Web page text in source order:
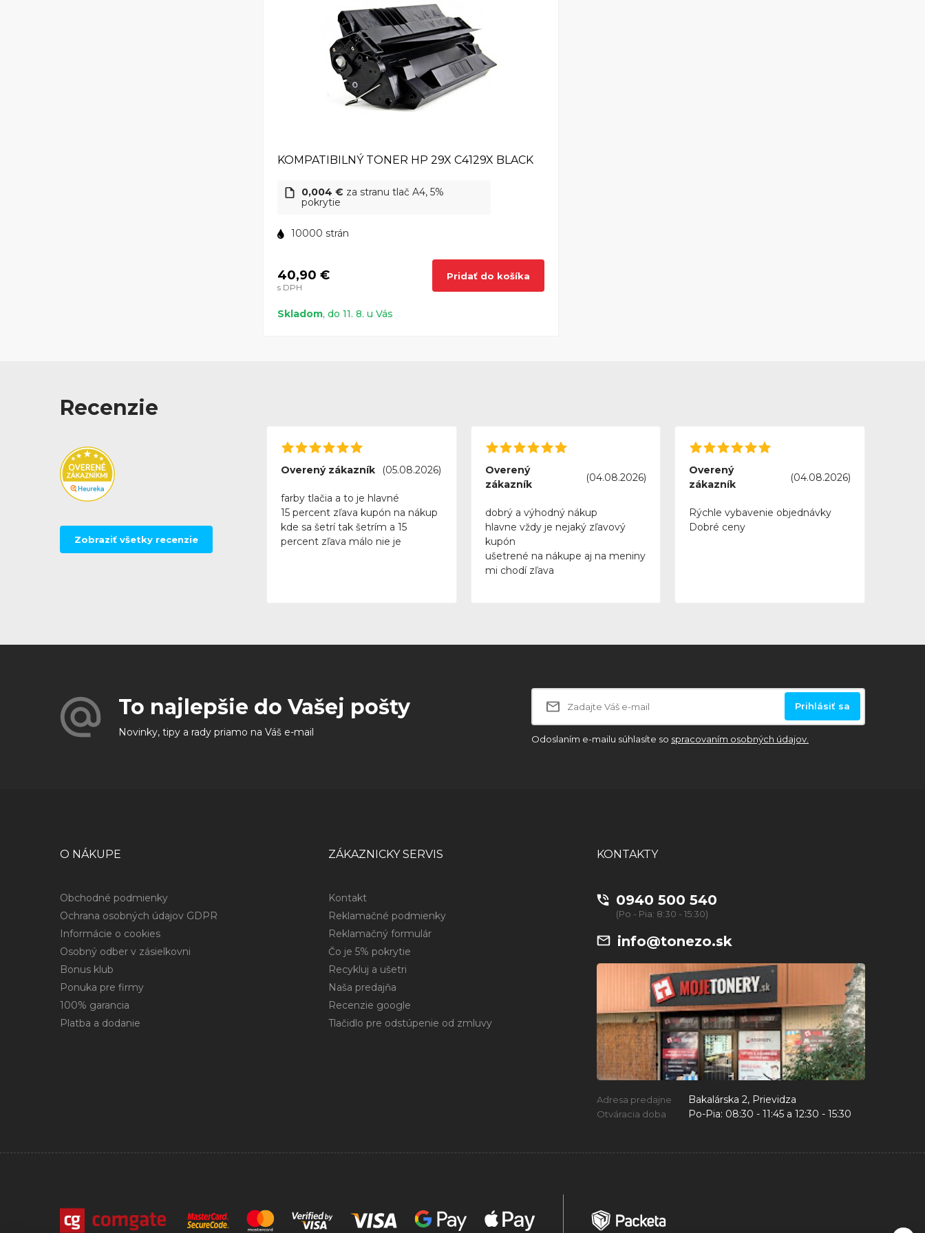
KOMPATIBILNÝ TONER HP 29X C4129X BLACK
0,004 € za stranu tlač A4, 5%
pokrytie
10000 strán
40,90 €
s DPH
Pridať do košíka
Skladom, do 11. 8. u Vás
Recenzie
Zobraziť všetky recenzie
Overený zákazník (05.08.2026)
farby tlačia a to je hlavné
15 percent zľava kupón na nákup
kde sa šetrí tak šetrím a 15
percent zľava málo nie je
Overený
zákazník
(04.08.2026)
dobrý a výhodný nákup
hlavne vždy je nejaký zľavový
kupón
ušetrené na nákupe aj na meniny
mi chodí zľava
Overený
zákazník
(04.08.2026)
Rýchle vybavenie objednávky
Dobré ceny
To najlepšie do Vašej pošty
Novinky, tipy a rady priamo na Váš e-mail
Prihlásiť sa
Odoslaním e-mailu súhlasíte so spracovaním osobných údajov.
O NÁKUPE
Obchodné podmienky
Ochrana osobných údajov GDPR
Informácie o cookies
Osobný odber v zásielkovni
Bonus klub
Ponuka pre firmy
100% garancia
Platba a dodanie
ZÁKAZNICKY SERVIS
Kontakt
Reklamačné podmienky
Reklamačný formulár
Čo je 5% pokrytie
Recykluj a ušetri
Naša predajňa
Recenzie google
Tlačidlo pre odstúpenie od zmluvy
KONTAKTY
0940 500 540
(Po - Pia: 8:30 - 15:30)
info@tonezo.sk
Adresa predajne Bakalárska 2, Prievidza
Otváracia doba Po-Pia: 08:30 - 11:45 a 12:30 - 15:30